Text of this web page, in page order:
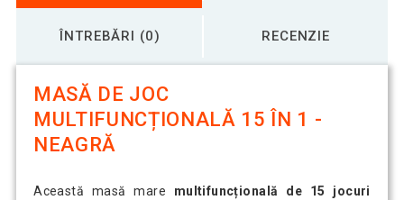
ÎNTREBĂRI (0) RECENZIE
MASĂ DE JOC
MULTIFUNCȚIONALĂ 15 ÎN 1 -
NEAGRĂ
Această masă mare multifuncțională de 15 jocuri